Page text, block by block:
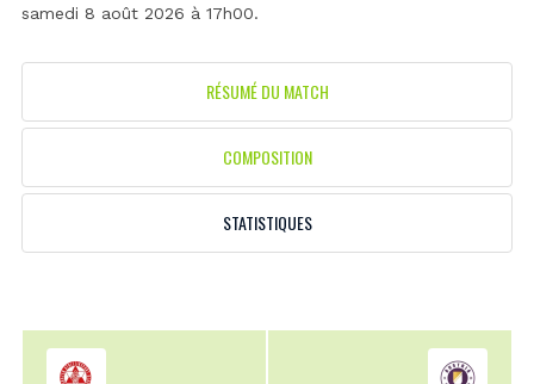
samedi 8 août 2026 à 17h00.
RÉSUMÉ DU MATCH
COMPOSITION
STATISTIQUES